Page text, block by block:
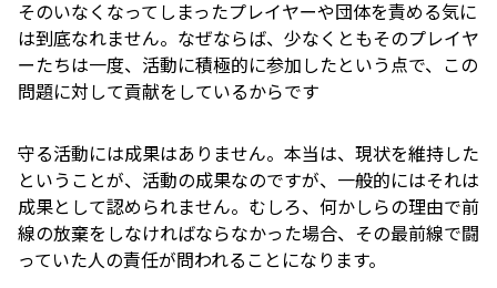
そのいなくなってしまったプレイヤーや団体を責める気に
は到底なれません。なぜならば、少なくともそのプレイヤ
ーたちは一度、活動に積極的に参加したという点で、この
問題に対して貢献をしているからです
守る活動には成果はありません。本当は、現状を維持した
ということが、活動の成果なのですが、一般的にはそれは
成果として認められません。むしろ、何かしらの理由で前
線の放棄をしなければならなかった場合、その最前線で闘
っていた人の責任が問われることになります。